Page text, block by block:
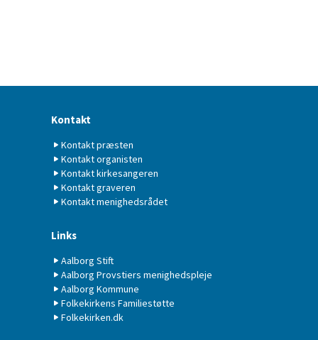
Kontakt
Kontakt præsten
Kontakt organisten
Kontakt kirkesangeren
Kontakt graveren
Kontakt menighedsrådet
Links
Aalborg Stift
Aalborg Provstiers menighedspleje
Aalborg Kommune
Folkekirkens Familiestøtte
Folkekirken.dk